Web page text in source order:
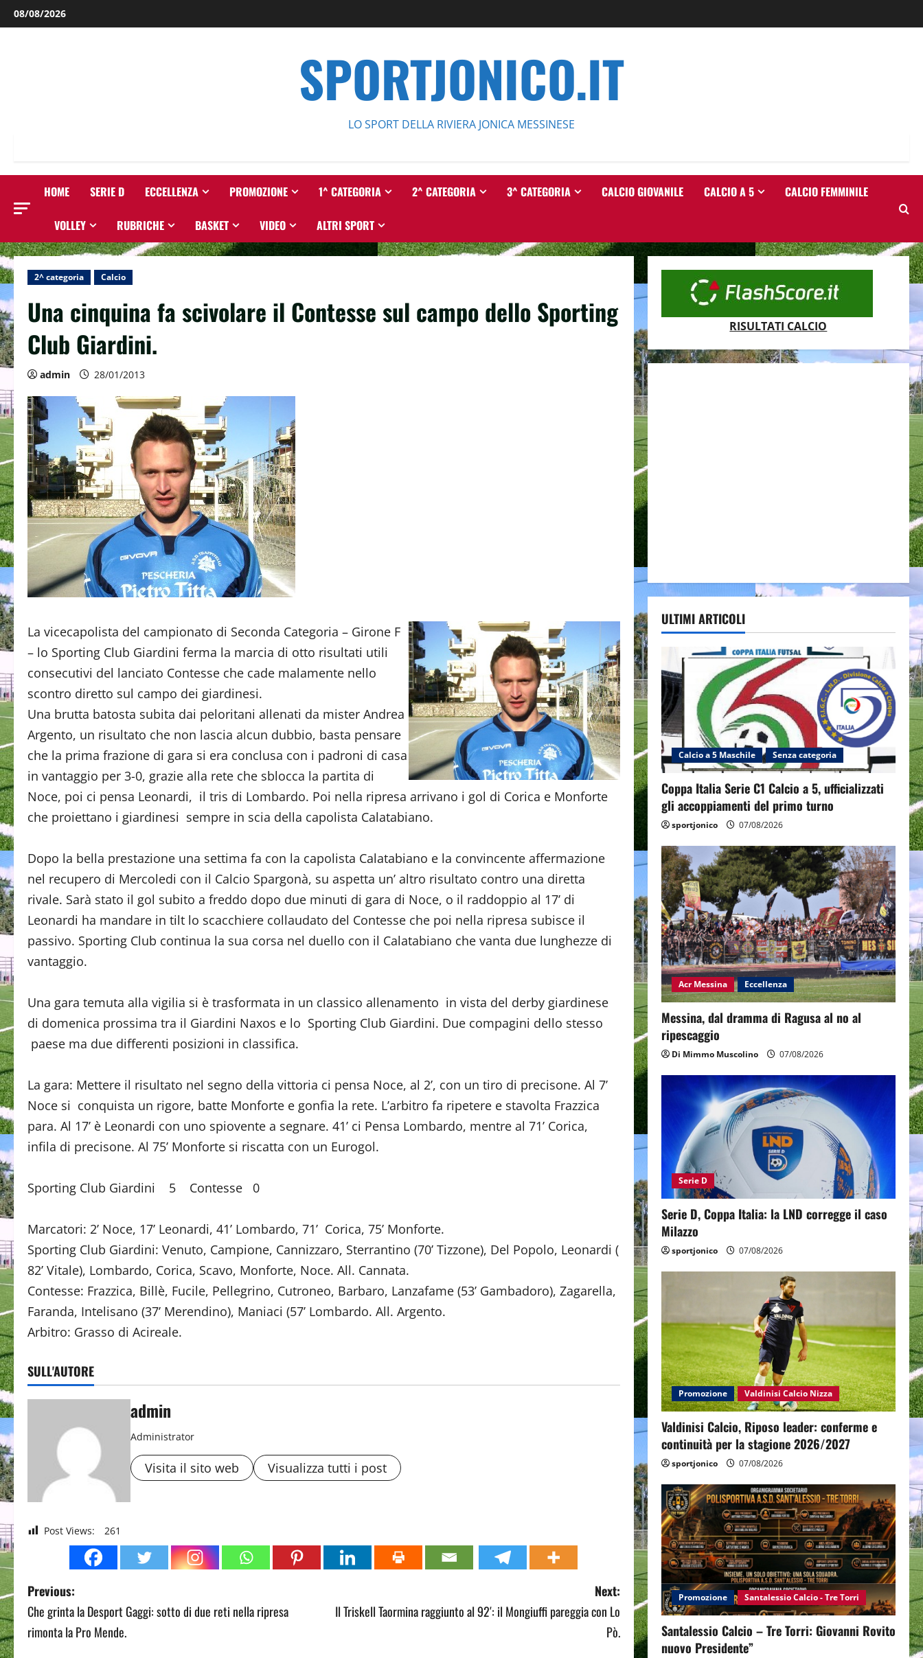
Salta
al
08/08/2026
SPORTJONICO.IT
LO SPORT DELLA RIVIERA JONICA MESSINESE
HOME SERIE D ECCELLENZA PROMOZIONE 1^ CATEGORIA 2^ CATEGORIA 3^ CATEGORIA CALCIO GIOVANILE CALCIO A 5 CALCIO FEMMINILE
VOLLEY RUBRICHE BASKET VIDEO ALTRI SPORT
2^ categoria Calcio
Una cinquina fa scivolare il Contesse sul campo dello Sporting
Club Giardini.
admin 28/01/2013
La vicecapolista del campionato di Seconda Categoria – Girone F
– lo Sporting Club Giardini ferma la marcia di otto risultati utili
consecutivi del lanciato Contesse che cade malamente nello
scontro diretto sul campo dei giardinesi.
Una brutta batosta subita dai peloritani allenati da mister Andrea
Argento, un risultato che non lascia alcun dubbio, basta pensare
che la prima frazione di gara si era conclusa con i padroni di casa
in vantaggio per 3-0, grazie alla rete che sblocca la partita di
Noce, poi ci pensa Leonardi, il tris di Lombardo. Poi nella ripresa arrivano i gol di Corica e Monforte
che proiettano i giardinesi sempre in scia della capolista Calatabiano.
Dopo la bella prestazione una settima fa con la capolista Calatabiano e la convincente affermazione
nel recupero di Mercoledi con il Calcio Spargonà, su aspetta un’ altro risultato contro una diretta
rivale. Sarà stato il gol subito a freddo dopo due minuti di gara di Noce, o il raddoppio al 17’ di
Leonardi ha mandare in tilt lo scacchiere collaudato del Contesse che poi nella ripresa subisce il
passivo. Sporting Club continua la sua corsa nel duello con il Calatabiano che vanta due lunghezze di
vantaggio.
Una gara temuta alla vigilia si è trasformata in un classico allenamento in vista del derby giardinese
di domenica prossima tra il Giardini Naxos e lo Sporting Club Giardini. Due compagini dello stesso
paese ma due differenti posizioni in classifica.
La gara: Mettere il risultato nel segno della vittoria ci pensa Noce, al 2’, con un tiro di precisone. Al 7’
Noce si conquista un rigore, batte Monforte e gonfia la rete. L’arbitro fa ripetere e stavolta Frazzica
para. Al 17’ è Leonardi con uno spiovente a segnare. 41’ ci Pensa Lombardo, mentre al 71’ Corica,
infila di precisone. Al 75’ Monforte si riscatta con un Eurogol.
Sporting Club Giardini 5 Contesse 0
Marcatori: 2’ Noce, 17’ Leonardi, 41’ Lombardo, 71’ Corica, 75’ Monforte.
Sporting Club Giardini: Venuto, Campione, Cannizzaro, Sterrantino (70’ Tizzone), Del Popolo, Leonardi (
82’ Vitale), Lombardo, Corica, Scavo, Monforte, Noce. All. Cannata.
Contesse: Frazzica, Billè, Fucile, Pellegrino, Cutroneo, Barbaro, Lanzafame (53’ Gambadoro), Zagarella,
Faranda, Intelisano (37’ Merendino), Maniaci (57’ Lombardo. All. Argento.
Arbitro: Grasso di Acireale.
SULL'AUTORE
admin
Administrator
Visita il sito web Visualizza tutti i post
Post Views: 261
P
o
Previous:
Che grinta la Desport Gaggi: sotto di due reti nella ripresa
rimonta la Pro Mende.
Next:
Il Triskell Taormina raggiunto al 92′: il Mongiuffi pareggia con Lo
Pò.
RISULTATI CALCIO
ULTIMI ARTICOLI
Calcio a 5 Maschile Senza categoria
Coppa Italia Serie C1 Calcio a 5, ufficializzati
gli accoppiamenti del primo turno
sportjonico 07/08/2026
Acr Messina Eccellenza
Messina, dal dramma di Ragusa al no al
ripescaggio
Di Mimmo Muscolino 07/08/2026
Serie D
Serie D, Coppa Italia: la LND corregge il caso
Milazzo
sportjonico 07/08/2026
Promozione Valdinisi Calcio Nizza
Valdinisi Calcio, Riposo leader: conferme e
continuità per la stagione 2026/2027
sportjonico 07/08/2026
Promozione Santalessio Calcio - Tre Torri
Santalessio Calcio – Tre Torri: Giovanni Rovito
nuovo Presidente”